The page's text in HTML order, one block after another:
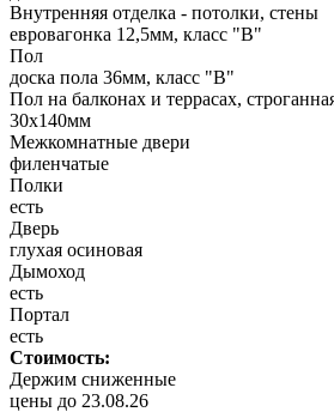
Внутренняя отделка - потолки, стены
евровагонка 12,5мм, класс "В"
Пол
доска пола 36мм, класс "B"
Пол на балконах и террасах,
30x140мм
Межкомнатные двери
филенчатые
Полки
есть
Дверь
глухая осиновая
Дымоход
есть
Портал
есть
Стоимость:
Держим сниженные
цены до 23.08.26